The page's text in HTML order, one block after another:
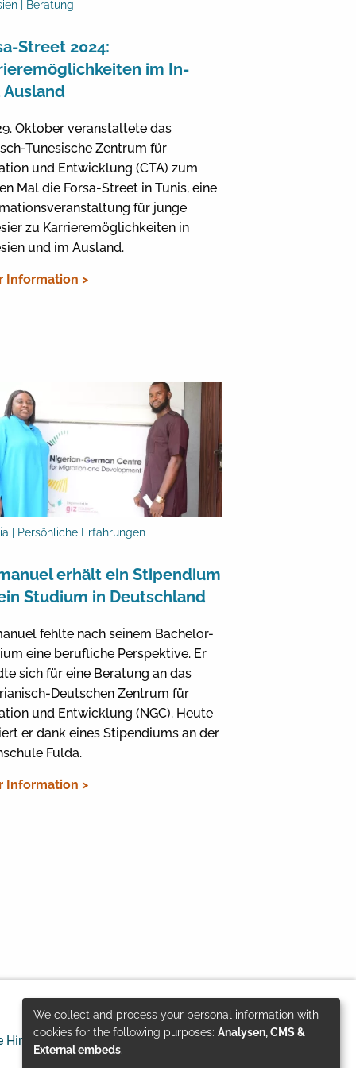
| Beratung
Street 2024:
im In-
Oktober veranstaltete das
Tunesische Zentrum für
und Entwicklung (CTA) zum
Mal die Forsa-Street in Tunis, eine
für junge
zu Karrieremöglichkeiten in
und im Ausland.
Information >
| Persönliche Erfahrungen
erhält ein Stipendium
Studium in Deutschland
fehlte nach seinem Bachelor-
eine berufliche Perspektive. Er
sich für eine Beratung an das
Deutschen Zentrum für
und Entwicklung (NGC). Heute
er dank eines Stipendiums an der
Fulda.
Information >
Hinweise Datenschutz © GIZ 2024
Use
We collect and process your personal information with
cookies for the following purposes: Analysen, CMS &
External embeds.